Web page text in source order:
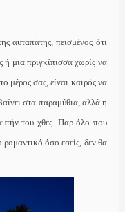
αυταπάτης, πεισμένος ότι
ή μια πριγκίπισσα χωρίς να
μέρος σας, είναι καιρός να
στα παραμύθια, αλλά η
του χθες. Παρ όλο που
όσο εσείς, δεν θα